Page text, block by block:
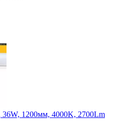
1200мм, 4000K, 2700Lm